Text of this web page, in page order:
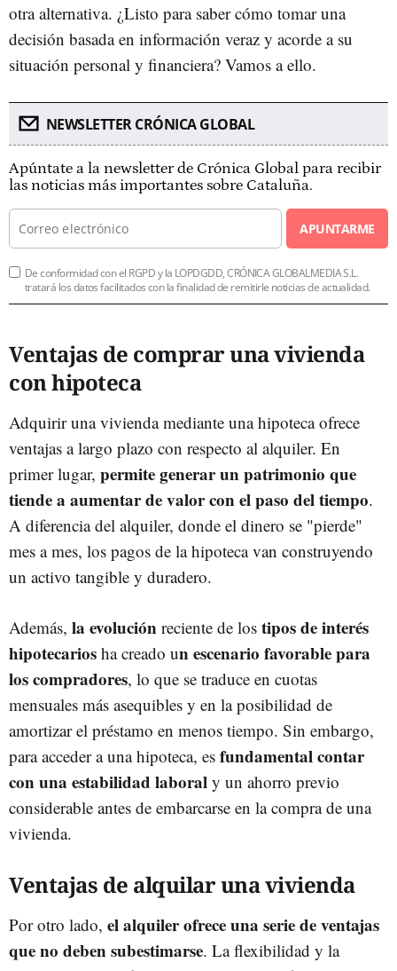
otra alternativa. ¿Listo para saber cómo tomar una
decisión basada en información veraz y acorde a su
situación personal y financiera? Vamos a ello.
NEWSLETTER CRÓNICA GLOBAL
Apúntate a la newsletter de Crónica Global para recibir
las noticias más importantes sobre Cataluña.
APUNTARME
De conformidad con el RGPD y la LOPDGDD, CRÓNICA GLOBALMEDIA S.L.
tratará los datos facilitados con la finalidad de remitirle noticias de actualidad.
Ventajas de comprar una vivienda
con hipoteca
Adquirir una vivienda mediante una hipoteca ofrece
ventajas a largo plazo con respecto al alquiler. En
primer lugar, permite generar un patrimonio que
tiende a aumentar de valor con el paso del tiempo.
A diferencia del alquiler, donde el dinero se "pierde"
mes a mes, los pagos de la hipoteca van construyendo
un activo tangible y duradero.
Además, la evolución reciente de los tipos de interés
hipotecarios ha creado un escenario favorable para
los compradores, lo que se traduce en cuotas
mensuales más asequibles y en la posibilidad de
amortizar el préstamo en menos tiempo. Sin embargo,
para acceder a una hipoteca, es fundamental contar
con una estabilidad laboral y un ahorro previo
considerable antes de embarcarse en la compra de una
vivienda.
Ventajas de alquilar una vivienda
Por otro lado, el alquiler ofrece una serie de ventajas
que no deben subestimarse. La flexibilidad y la